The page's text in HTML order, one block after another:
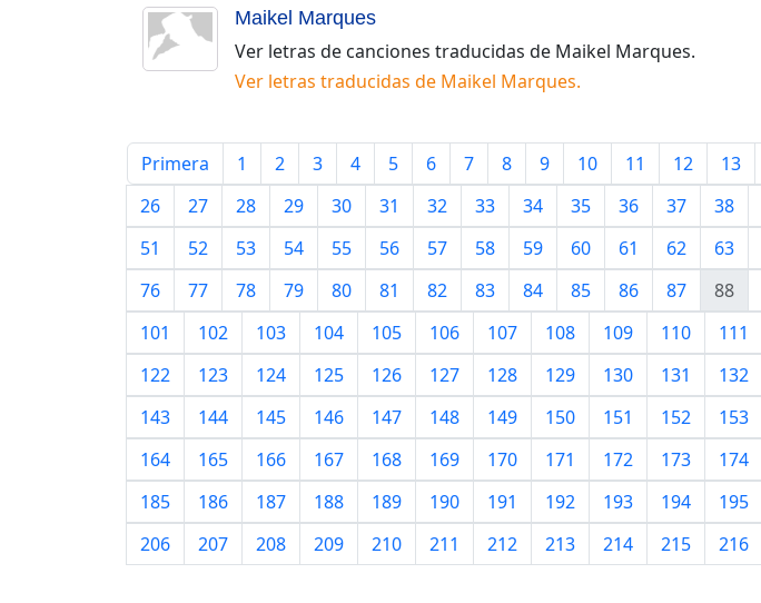
Maikel Marques
Ver letras de canciones traducidas de Maikel Marques.
Ver letras traducidas de Maikel Marques.
Primera 1 2 3 4 5 6 7 8 9 10 11 12 13
26
27 28 29 30 31 32 33 34 35 36 37 38
51
52 53 54 55 56 57 58 59 60 61 62 63
76
77 78 79 80 81 82 83 84 85 86 87 88
101
102 103 104 105 106 107 108 109 110 111
122
123 124 125 126 127 128 129 130 131 132
143
144 145 146 147 148 149 150 151 152 153
164
165 166 167 168 169 170 171 172 173 174
185
186 187 188 189 190 191 192 193 194 195
206
207 208 209 210 211 212 213 214 215 216